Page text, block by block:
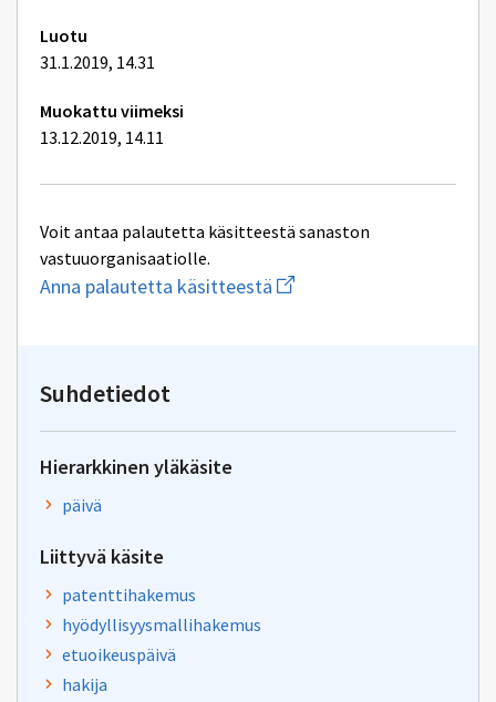
Luotu
31.1.2019, 14.31
Muokattu viimeksi
13.12.2019, 14.11
Voit antaa palautetta käsitteestä sanaston
vastuuorganisaatiolle.
Anna palautetta käsitteestä Aloita
uuden
Suhdetiedot
Hierarkkinen yläkäsite
päivä
Liittyvä käsite
patenttihakemus
hyödyllisyysmallihakemus
etuoikeuspäivä
hakija